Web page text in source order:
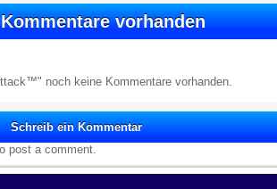
vorhanden
noch keine Kommentare vorhanden.
Schreib ein Kommentar
post a comment.